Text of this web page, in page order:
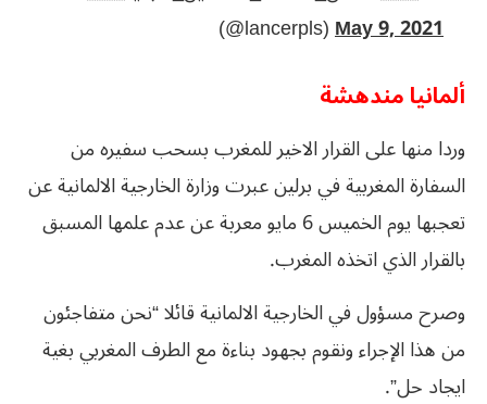
(@lancerpls)May 9, 2021
ألمانيا مندهشة
وردا منها على القرار الاخير للمغرب بسحب سفيره من
السفارة المغربية في برلين عبرت وزارة الخارجية الالمانية عن
تعجبها يوم الخميس 6 مايو معربة عن عدم علمها المسبق
بالقرار الذي اتخذه المغرب.
وصرح مسؤول في الخارجية الالمانية قائلا “نحن متفاجئون
من هذا الإجراء ونقوم بجهود بناءة مع الطرف المغربي بغية
ايجاد حل”.